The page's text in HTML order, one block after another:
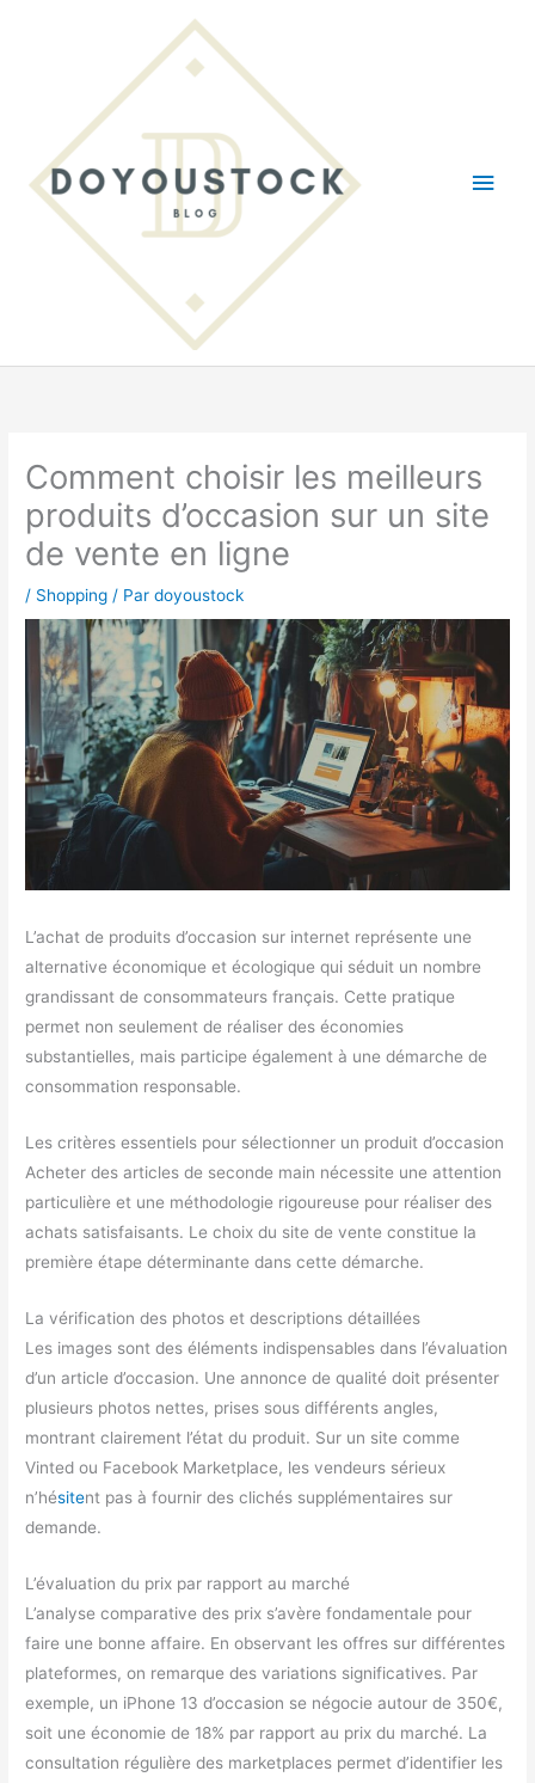
Comment choisir les meilleurs
produits d’occasion sur un site
de vente en ligne
/ Shopping / Pardoyoustock
L’achat de produits d’occasion sur internet représente une
alternative économique et écologique qui séduit un nombre
grandissant de consommateurs français. Cette pratique
permet non seulement de réaliser des économies
substantielles, mais participe également à une démarche de
consommation responsable.
Les critères essentiels pour sélectionner un produit d’occasion
Acheter des articles de seconde main nécessite une attention
particulière et une méthodologie rigoureuse pour réaliser des
achats satisfaisants. Le choix du site de vente constitue la
première étape déterminante dans cette démarche.
La vérification des photos et descriptions détaillées
Les images sont des éléments indispensables dans l’évaluation
d’un article d’occasion. Une annonce de qualité doit présenter
plusieurs photos nettes, prises sous différents angles,
montrant clairement l’état du produit. Sur un site comme
Vinted ou Facebook Marketplace, les vendeurs sérieux
n’hésitent pas à fournir des clichés supplémentaires sur
demande.
L’évaluation du prix par rapport au marché
L’analyse comparative des prix s’avère fondamentale pour
faire une bonne affaire. En observant les offres sur différentes
plateformes, on remarque des variations significatives. Par
exemple, un iPhone 13 d’occasion se négocie autour de 350€,
soit une économie de 18% par rapport au prix du marché. La
consultation régulière des marketplaces permet d’identifier les